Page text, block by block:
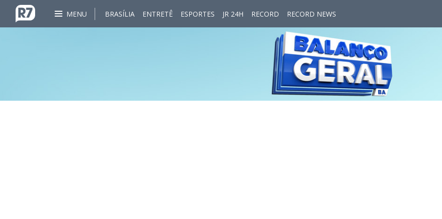
MENU BRASÍLIA ENTRETÊ ESPORTES JR 24H RECORD RECORD NEWS